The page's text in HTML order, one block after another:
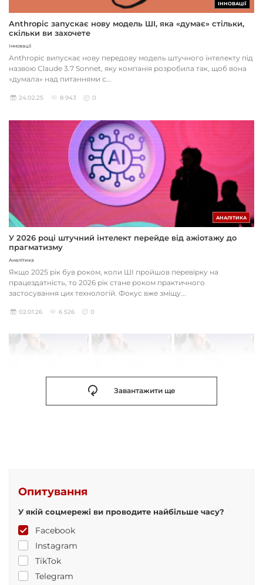
ІННОВАЦІЇ
Anthropic запускає нову модель ШІ, яка «думає» стільки,
скільки ви захочете
Інновації
Anthropic випускає нову передову модель штучного інтелекту під
назвою Claude 3.7 Sonnet, яку компанія розробила так, щоб вона
«думала» над питаннями с...
24.02.25 8 943 0
АНАЛІТИКА
У 2026 році штучний інтелект перейде від ажіотажу до
прагматизму
Аналітика
Якщо 2025 рік був роком, коли ШІ пройшов перевірку на
працездатність, то 2026 рік стане роком практичного
застосування цих технологій. Фокус вже зміщу...
02.01.26 6 526 0
Завантажити ще
Опитування
У якій соцмережі ви проводите найбільше часу?
Facebook
Instagram
TikTok
Telegram